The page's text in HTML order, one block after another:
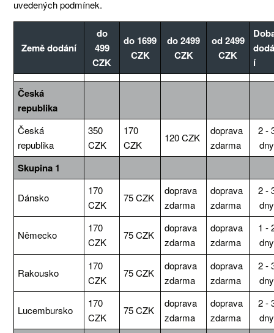
uvedených podmínek.
Země dodání
do
499
CZK
do 1699
CZK
do 2499
CZK
od 2499
CZK
í
Česká
republika
Česká
republika
350
CZK
170
CZK
120 CZK
doprava
zdarma
2 -
dny
Skupina 1
Dánsko
170
CZK
75 CZK
doprava
zdarma
doprava
zdarma
2 -
dny
Německo
170
CZK
75 CZK
doprava
zdarma
doprava
zdarma
1 -
dny
Rakousko
170
CZK
75 CZK
doprava
zdarma
doprava
zdarma
2 -
dny
Lucembursko
170
CZK
75 CZK
doprava
zdarma
doprava
zdarma
2 -
dny